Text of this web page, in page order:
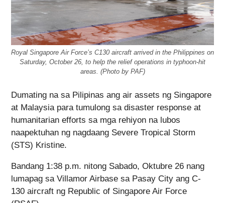
Royal Singapore Air Force’s C130 aircraft arrived in the Philippines on
Saturday, October 26, to help the relief operations in typhoon-hit
areas. (Photo by PAF)
Dumating na sa Pilipinas ang air assets ng Singapore
at Malaysia para tumulong sa disaster response at
humanitarian efforts sa mga rehiyon na lubos
naapektuhan ng nagdaang Severe Tropical Storm
(STS) Kristine.
Bandang 1:38 p.m. nitong Sabado, Oktubre 26 nang
lumapag sa Villamor Airbase sa Pasay City ang C-
130 aircraft ng Republic of Singapore Air Force